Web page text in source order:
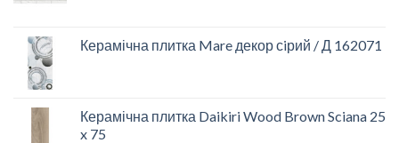
Керамічна плитка Mare декор сiрий / Д 162071
Керамічна плитка Daikiri Wood Brown Sciana 25
x 75